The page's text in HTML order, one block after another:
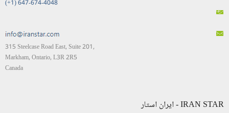
(+1) 647-674-4048
315 Steelcase Road East, Suite 201,
Markham, Ontario, L3R 2R5
Canada
IRAN STAR - ایران استار